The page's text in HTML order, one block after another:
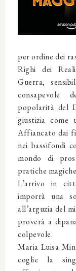
per ordine dei
Righi dei
Guerra,
consapevole
popolarità del
giustizia come
Affiancato dai
nei bassifondi
mondo di
pratiche
L’arrivo in
imporrà una
all’arguzia del
proverà a
colpevole.
Maria Luisa
coglie la